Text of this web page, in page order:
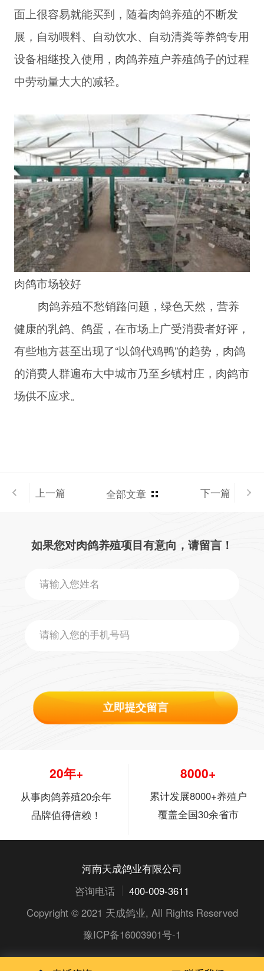
面上很容易就能买到，随着肉鸽养殖的不断发
展，自动喂料、自动饮水、自动清粪等养鸽专用
设备相继投入使用，肉鸽养殖户养殖鸽子的过程
中劳动量大大的减轻。
肉鸽市场较好
肉鸽养殖不愁销路问题，绿色天然，营养
健康的乳鸽、鸽蛋，在市场上广受消费者好评，
有些地方甚至出现了“以鸽代鸡鸭”的趋势，肉鸽
的消费人群遍布大中城市乃至乡镇村庄，肉鸽市
场供不应求。
上一篇 全部文章 下一篇
如果您对肉鸽养殖项目有意向，请留言！
立即提交留言
20年+
从事肉鸽养殖20余年
品牌值得信赖！
8000+
累计发展8000+养殖户
覆盖全国30余省市
河南天成鸽业有限公司
咨询电话
400-009-3611
Copyright © 2021 天成鸽业, All Rights Reserved
豫ICP备16003901号-1